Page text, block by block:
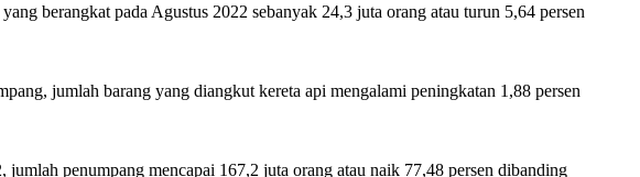
berangkat pada Agustus 2022 sebanyak 24,3 juta orang atau turun 5,64 persen
jumlah barang yang diangkut kereta api mengalami peningkatan 1,88 persen
jumlah penumpang mencapai 167,2 juta orang atau naik 77,48 persen dibanding